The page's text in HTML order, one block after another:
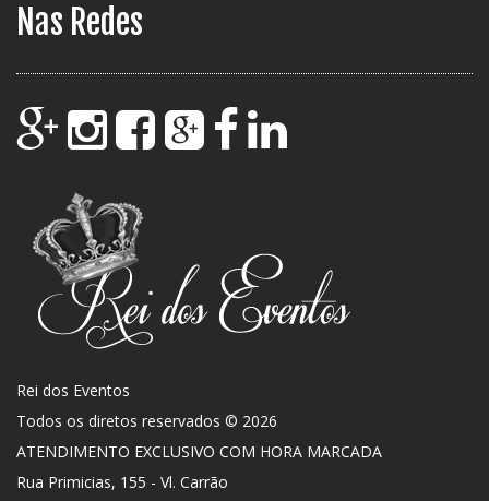
Nas Redes
Rei dos Eventos
Todos os diretos reservados © 2026
ATENDIMENTO EXCLUSIVO COM HORA MARCADA
Rua Primicias, 155 - Vl. Carrão